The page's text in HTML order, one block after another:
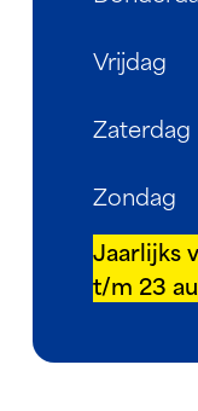
Vrijdag
Zaterdag
Zondag
Jaarlijks
t/m 23